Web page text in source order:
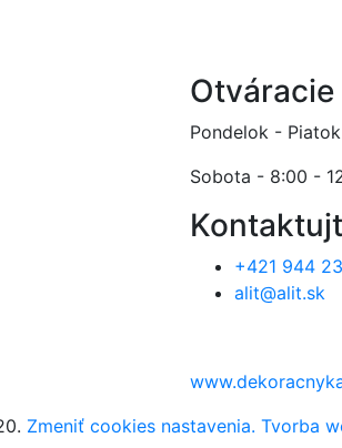
Pondelok -
Sobota - 8:00 -
+421 944
alit@alit.sk
Zmeniť cookies nastavenia. Tvorba